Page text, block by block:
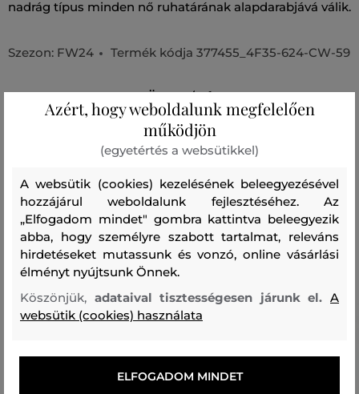
nadrág típus minden nő ruhatárának alapdarabjává válik.
Szezon: FW24 Termék kódja 377455_4F35-624-CW-59
Összetétel
97 % 3 %
Ajánlott termékek
Azért, hogy weboldalunk megfelelően
működjön
(egyetértés a websütikkel)
A websütik (cookies) kezelésének beleegyezésével
hozzájárul weboldalunk fejlesztéséhez. Az
„Elfogadom mindet" gombra kattintva beleegyezik
abba, hogy személyre szabott tartalmat, releváns
hirdetéseket mutassunk és vonzó, online vásárlási
élményt nyújtsunk Önnek.
Köszönjük, adataival tisztességesen járunk el.A
websütik (cookies) használata
ELFOGADOM MINDET